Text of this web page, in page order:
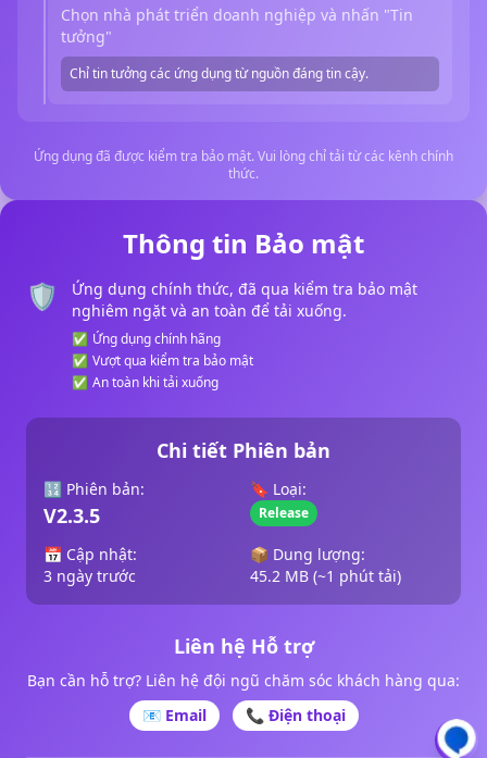
Chọn nhà phát triển doanh nghiệp và nhấn "Tin
tưởng"
Chỉ tin tưởng các ứng dụng từ nguồn đáng tin cậy.
Ứng dụng đã được kiểm tra bảo mật. Vui lòng chỉ tải từ các kênh chính
thức.
Thông tin Bảo mật
🛡️
Ứng dụng chính thức, đã qua kiểm tra bảo mật
nghiêm ngặt và an toàn để tải xuống.
✅ Ứng dụng chính hãng
✅ Vượt qua kiểm tra bảo mật
✅ An toàn khi tải xuống
Chi tiết Phiên bản
🔢 Phiên bản:
V2.3.5
🔖 Loại:
Release
📅 Cập nhật:
3 ngày trước
📦 Dung lượng:
45.2 MB (~1 phút tải)
Liên hệ Hỗ trợ
Bạn cần hỗ trợ? Liên hệ đội ngũ chăm sóc khách hàng qua:
📧 Email
📞 Điện thoại